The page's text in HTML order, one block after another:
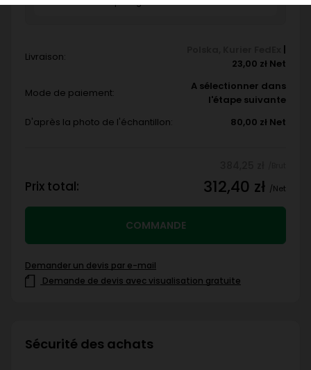
Livraison:
|
23,00 zł Net
Mode de paiement:
A sélectionner dans
l'étape suivante
D'après la photo de l'échantillon:
80,00 zł Net
Prix total: 312,40 zł /Net
COMMANDE
Demander un devis par e-mail
Demande de devis avec visualisation gratuite
Sécurité des achats